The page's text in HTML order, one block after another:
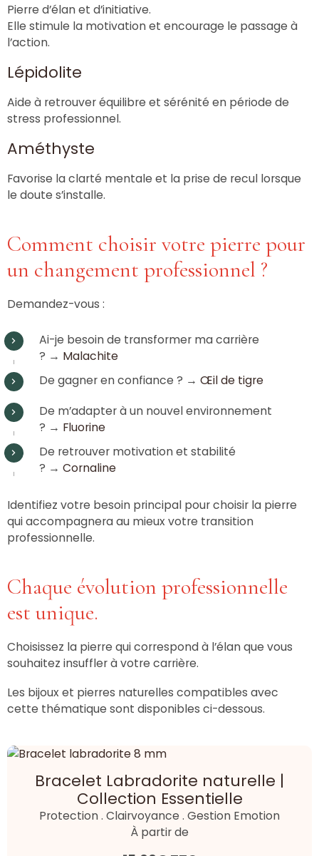
Pierre d’élan et d’initiative.
Elle stimule la motivation et encourage le passage à
l’action.
Lépidolite
Aide à retrouver équilibre et sérénité en période de
stress professionnel.
Améthyste
Favorise la clarté mentale et la prise de recul lorsque
le doute s’installe.
Comment choisir votre pierre pour
un changement professionnel ?
Demandez-vous :
Ai-je besoin de transformer ma carrière
? → Malachite
De gagner en confiance ? → Œil de tigre
De m’adapter à un nouvel environnement
? → Fluorine
De retrouver motivation et stabilité
? → Cornaline
Identifiez votre besoin principal pour choisir la pierre
qui accompagnera au mieux votre transition
professionnelle.
Chaque évolution professionnelle
est unique.
Choisissez la pierre qui correspond à l’élan que vous
souhaitez insuffler à votre carrière.
Les bijoux et pierres naturelles compatibles avec
cette thématique sont disponibles ci-dessous.
Bracelet Labradorite naturelle |
Collection Essentielle
Protection . Clairvoyance . Gestion Emotion
À partir de